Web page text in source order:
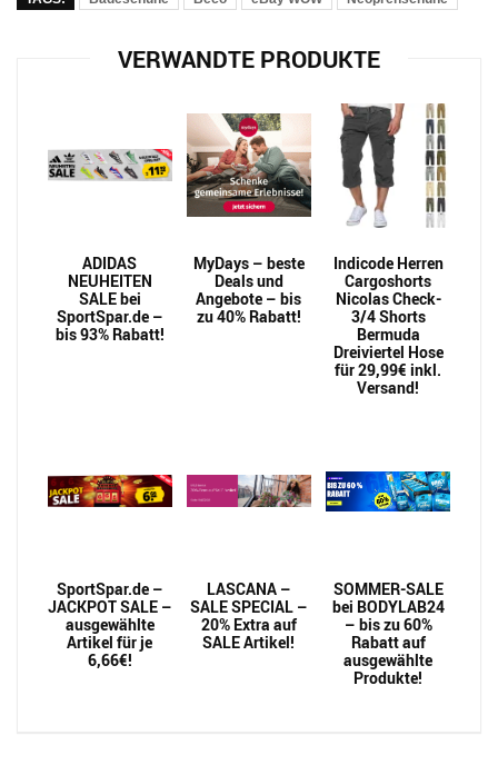
VERWANDTE PRODUKTE
ADIDAS
NEUHEITEN
SALE bei
SportSpar.de –
bis 93% Rabatt!
MyDays – beste
Deals und
Angebote – bis
zu 40% Rabatt!
Indicode Herren
Cargoshorts
Nicolas Check-
3/4 Shorts
Bermuda
Dreiviertel Hose
für 29,99€ inkl.
Versand!
SportSpar.de –
JACKPOT SALE –
ausgewählte
Artikel für je
6,66€!
LASCANA –
SALE SPECIAL –
20% Extra auf
SALE Artikel!
SOMMER-SALE
bei BODYLAB24
– bis zu 60%
Rabatt auf
ausgewählte
Produkte!